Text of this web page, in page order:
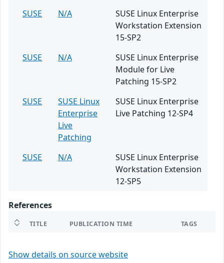
SUSE
N/A
SUSE Linux Enterprise
Workstation Extension
15-SP2
SUSE
N/A
SUSE Linux Enterprise
Module for Live
Patching 15-SP2
SUSE
SUSE Linux
Enterprise
Live
Patching
SUSE Linux Enterprise
Live Patching 12-SP4
SUSE N/A
SUSE Linux Enterprise
Workstation Extension
12-SP5
References
TITLE PUBLICATION TIME TAGS
Show details on source website